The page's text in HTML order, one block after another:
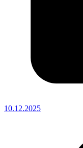
10.12.2025